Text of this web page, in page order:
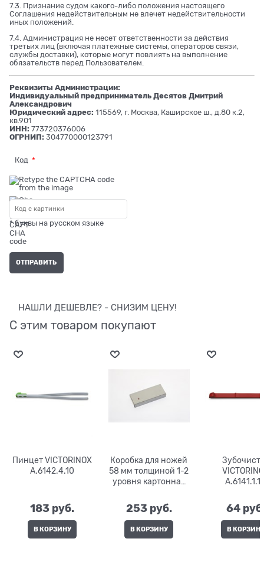
7.3. Признание судом какого-либо положения настоящего
Соглашения недействительным не влечет недействительности
иных положений.
7.4. Администрация не несет ответственности за действия
третьих лиц (включая платежные системы, операторов связи,
службы доставки), которые могут повлиять на выполнение
обязательств перед Пользователем.
Реквизиты Администрации:
Индивидуальный предприниматель Десятов Дмитрий
Александрович
Юридический адрес: 115569, г. Москва, Каширское ш., д.80 к.2,
кв.901
ИНН: 773720376006
ОГРНИП: 304770000123791
Код
* буквы на русском языке
НАШЛИ ДЕШЕВЛЕ? - СНИЗИМ ЦЕНУ!
С этим товаром покупают
Пинцет VICTORINOX
A.6142.4.10
183 руб.
В КОРЗИНУ
Коробка для ножей
58 мм толщиной 1-2
уровня картонная
253 руб.
В КОРЗИНУ
64
В КОРЗИНУ